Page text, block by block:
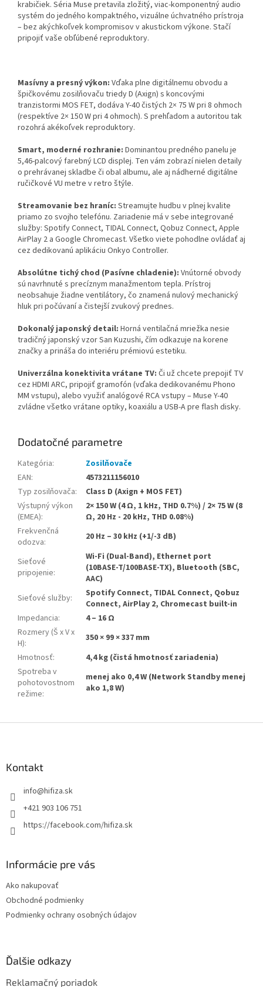
krabičiek. Séria Muse pretavila zložitý, viac-komponentný audio
systém do jedného kompaktného, vizuálne úchvatného prístroja
– bez akýchkoľvek kompromisov v akustickom výkone. Stačí
pripojiť vaše obľúbené reproduktory.
Masívny a presný výkon: Vďaka plne digitálnemu obvodu a
špičkovému zosilňovaču triedy D (Axign) s koncovými
tranzistormi MOS FET, dodáva Y-40 čistých 2× 75 W pri 8 ohmoch
(respektíve 2× 150 W pri 4 ohmoch). S prehľadom a autoritou tak
rozohrá akékoľvek reproduktory.
Smart, moderné rozhranie: Dominantou predného panelu je
5,46-palcový farebný LCD displej. Ten vám zobrazí nielen detaily
o prehrávanej skladbe či obal albumu, ale aj nádherné digitálne
ručičkové VU metre v retro štýle.
Streamovanie bez hraníc: Streamujte hudbu v plnej kvalite
priamo zo svojho telefónu. Zariadenie má v sebe integrované
služby: Spotify Connect, TIDAL Connect, Qobuz Connect, Apple
AirPlay 2 a Google Chromecast. Všetko viete pohodlne ovládať aj
cez dedikovanú aplikáciu Onkyo Controller.
Absolútne tichý chod (Pasívne chladenie): Vnútorné obvody
sú navrhnuté s precíznym manažmentom tepla. Prístroj
neobsahuje žiadne ventilátory, čo znamená nulový mechanický
hluk pri počúvaní a čistejší zvukový prednes.
Dokonalý japonský detail: Horná ventilačná mriežka nesie
tradičný japonský vzor San Kuzushi, čím odkazuje na korene
značky a prináša do interiéru prémiovú estetiku.
Univerzálna konektivita vrátane TV: Či už chcete prepojiť TV
cez HDMI ARC, pripojiť gramofón (vďaka dedikovanému Phono
MM vstupu), alebo využiť analógové RCA vstupy – Muse Y-40
zvládne všetko vrátane optiky, koaxiálu a USB-A pre flash disky.
Dodatočné parametre
Kategória:
Zosilňovače
EAN:
4573211156010
Typ zosilňovača:
Class D (Axign + MOS FET)
Výstupný výkon
(EMEA):
2× 150 W (4 Ω, 1 kHz, THD 0.7%) / 2× 75 W (8
Ω, 20 Hz - 20 kHz, THD 0.08%)
Frekvenčná
odozva: 20 Hz – 30 kHz (+1/-3 dB)
Sieťové
pripojenie:
Wi-Fi (Dual-Band), Ethernet port
(10BASE-T/100BASE-TX), Bluetooth (SBC,
AAC)
Sieťové služby:
Spotify Connect, TIDAL Connect, Qobuz
Connect, AirPlay 2, Chromecast built-in
Impedancia:
4 – 16 Ω
Rozmery (Š x V x
H):
350 × 99 × 337 mm
Hmotnosť:
4,4 kg (čistá hmotnosť zariadenia)
Spotreba v
pohotovostnom
režime:
menej ako 0,4 W (Network Standby menej
ako 1,8 W)
Kontakt
info@hifiza.sk
+421 903 106 751
https://facebook.com/hifiza.sk
Informácie pre vás
Ako nakupovať
Obchodné podmienky
Podmienky ochrany osobných údajov
Ďalšie odkazy
Reklamačný poriadok